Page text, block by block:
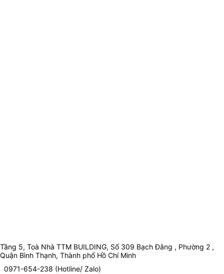
Tầng 5, Toà Nhà TTM BUILDING, Số 309 Bạch Đằng , Phường 2 ,
Quận Bình Thạnh, Thành phố Hồ Chí Minh
0971-654-238 (Hotline/ Zalo)